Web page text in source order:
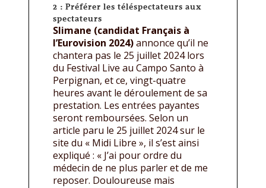
2 : Préférer les téléspectateurs aux
spectateurs
Slimane (candidat Français à
l’Eurovision 2024)annonce qu’il ne
chantera pas le 25 juillet 2024 lors
du Festival Live au Campo Santo à
Perpignan, et ce, vingt-quatre
heures avant le déroulement de sa
prestation. Les entrées payantes
seront remboursées. Selon un
article paru le 25 juillet 2024 sur le
site du « Midi Libre », il s’est ainsi
expliqué : « J’ai pour ordre du
médecin de ne plus parler et de me
reposer. Douloureuse mais